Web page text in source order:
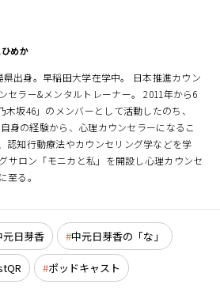
めか
県出身。早稲田大学在学中。 日本推進カウン
セラー&メンタルトレーナー。 2011年から6
坂46」のメンバーとして活動したのち、
身の経験から、心理カウンセラーになるこ
認知行動療法やカウンセリング学などを学
サロン「モニカと私」を開設し心理カウンセ
至る。
元日芽香 中元日芽香の「な」
ポッドキャスト